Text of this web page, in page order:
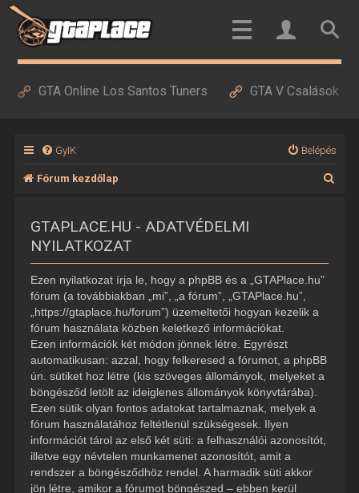
GTA Online Los Santos Tuners GTA V Csalások
GyIK Belépés
Fórum kezdőlap
GTAPLACE.HU - ADATVÉDELMI
NYILATKOZAT
Ezen nyilatkozat írja le, hogy a phpBB és a „GTAPlace.hu”
fórum (a továbbiakban „mi”, „a fórum”, „GTAPlace.hu”,
„https://gtaplace.hu/forum”) üzemeltetői hogyan kezelik a
fórum használata közben keletkező információkat.
Ezen információk két módon jönnek létre. Egyrészt
automatikusan: azzal, hogy felkeresed a fórumot, a phpBB
ún. sütiket hoz létre (kis szöveges állományok, melyeket a
böngésződ letölt az ideiglenes állományok könyvtárába).
Ezen sütik olyan fontos adatokat tartalmaznak, melyek a
fórum használatához feltétlenül szükségesek. Ilyen
információt tárol az első két süti: a felhasználói azonosítót,
illetve egy névtelen munkamenet azonosítót, amit a
rendszer a böngésződhöz rendel. A harmadik süti akkor
jön létre, amikor a fórumot böngészed – ebben kerül